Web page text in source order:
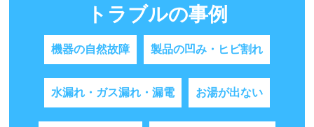
トラブルの事例
機器の自然故障 製品の凹み・ヒビ割れ
水漏れ・ガス漏れ・漏電 お湯が出ない